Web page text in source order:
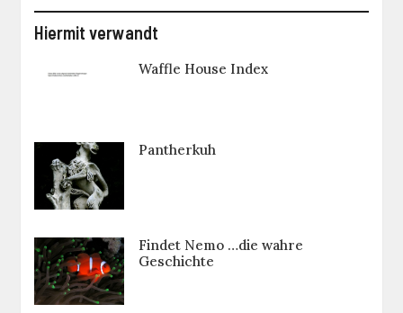
Hiermit verwandt
Waffle House Index
Pantherkuh
Findet Nemo …die wahre
Geschichte